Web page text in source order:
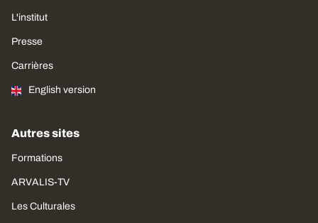
L'institut
Presse
Carrières
English version
Autres sites
Formations
ARVALIS-TV
Les Culturales